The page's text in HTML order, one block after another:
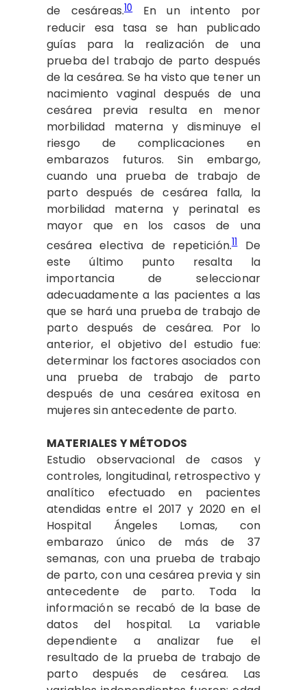
de cesáreas.10En un intento por
reducir esa tasa se han publicado
guías para la realización de una
prueba del trabajo de parto después
de la cesárea. Se ha visto que tener un
nacimiento vaginal después de una
cesárea previa resulta en menor
morbilidad materna y disminuye el
riesgo de complicaciones en
embarazos futuros. Sin embargo,
cuando una prueba de trabajo de
parto después de cesárea falla, la
morbilidad materna y perinatal es
mayor que en los casos de una
cesárea electiva de repetición.11De
este último punto resalta la
importancia de seleccionar
adecuadamente a las pacientes a las
que se hará una prueba de trabajo de
parto después de cesárea. Por lo
anterior, el objetivo del estudio fue:
determinar los factores asociados con
una prueba de trabajo de parto
después de una cesárea exitosa en
mujeres sin antecedente de parto.
MATERIALES Y MÉTODOS
Estudio observacional de casos y
controles, longitudinal, retrospectivo y
analítico efectuado en pacientes
atendidas entre el 2017 y 2020 en el
Hospital Ángeles Lomas, con
embarazo único de más de 37
semanas, con una prueba de trabajo
de parto, con una cesárea previa y sin
antecedente de parto. Toda la
información se recabó de la base de
datos del hospital. La variable
dependiente a analizar fue el
resultado de la prueba de trabajo de
parto después de cesárea. Las